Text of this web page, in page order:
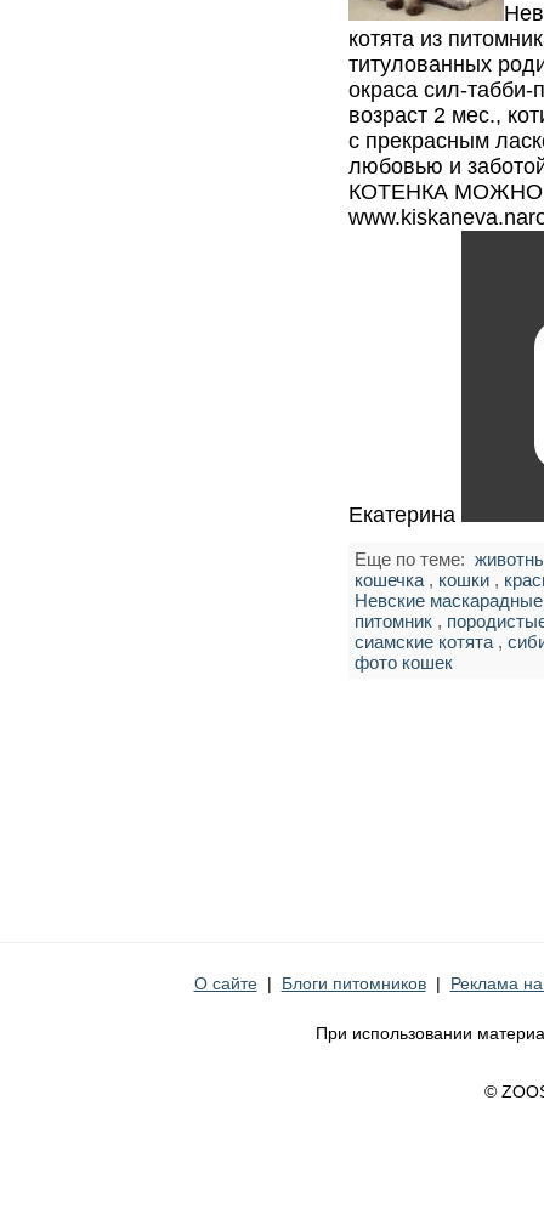
котята из
титулованных
окраса сил-табби-
возраст 2 мес.,
с прекрасным
любовью и
КОТЕНКА МОЖНО
Екатерина
Еще по теме:
кошечка , кошки ,
Невские маскарадные
питомник ,
сиамские котята ,
фото кошек
О сайте| Блоги питомников| Реклама
При использовании
©